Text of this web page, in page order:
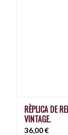
RÈPLICA DE
VINTAGE.
36,00€